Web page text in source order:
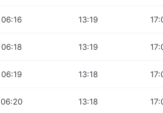
06:16 13:19
06:18 13:19
06:19 13:18
06:20 13:18